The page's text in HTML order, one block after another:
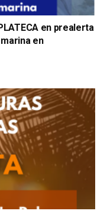
en prealerta
en